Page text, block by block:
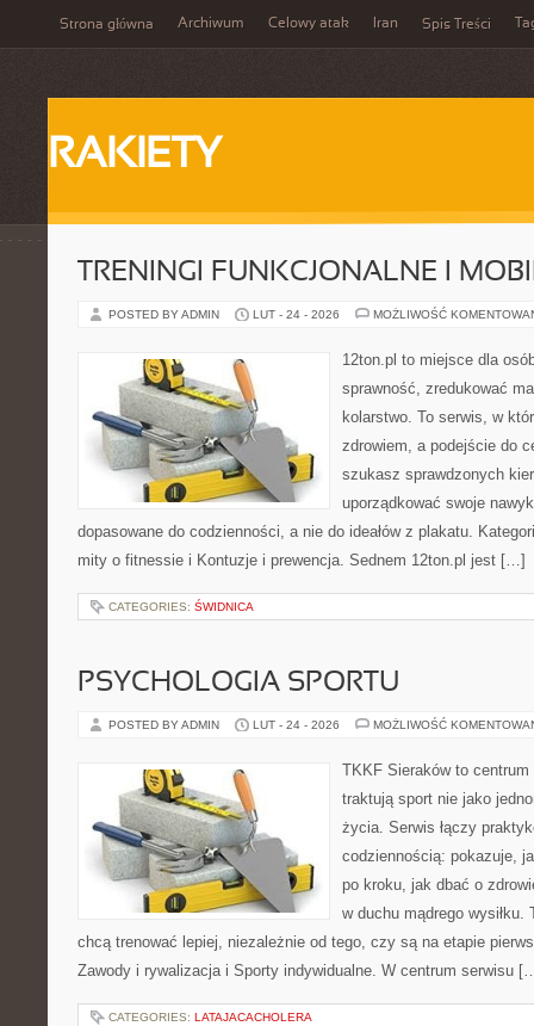
Strona główna Archiwum Celowy atak Iran Spis Treści
RAKIETY
TRENINGI FUNKCJONALNE I
POSTED BY ADMIN LUT - 24 - 2026 MOŻLIWOŚĆ
12ton.pl to miejsce dla
sprawność, zredukować
kolarstwo. To serwis, w
zdrowiem, a podejście do
szukasz sprawdzonych
uporządkować swoje
dopasowane do codzienności, a nie do ideałów z plakatu.
mity o fitnessie i Kontuzje i prewencja. Sednem 12ton.pl jest […]
CATEGORIES: ŚWIDNICA
PSYCHOLOGIA SPORTU
POSTED BY ADMIN LUT - 24 - 2026 MOŻLIWOŚĆ
TKKF Sieraków to
traktują sport nie jako
życia. Serwis łączy
codziennością: pokazuje,
po kroku, jak dbać o
w duchu mądrego
chcą trenować lepiej, niezależnie od tego, czy są na etapie
Zawody i rywalizacja i Sporty indywidualne. W centrum serwisu
CATEGORIES: LATAJACACHOLERA